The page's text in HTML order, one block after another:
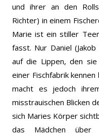
und ihrer an den
Richter) in einem
Marie ist ein stiller
fasst. Nur Daniel
auf die Lippen, den
einer Fischfabrik
macht es jedoch
misstrauischen Blicken
sich Maries Körper
das Mädchen über